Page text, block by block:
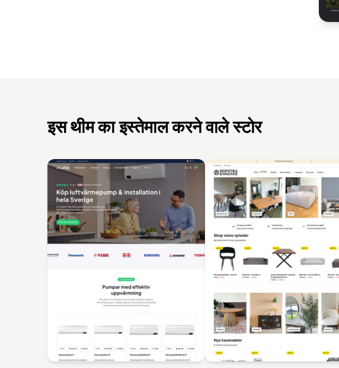
इस थीम का इस्तेमाल करने वाले स्टोर